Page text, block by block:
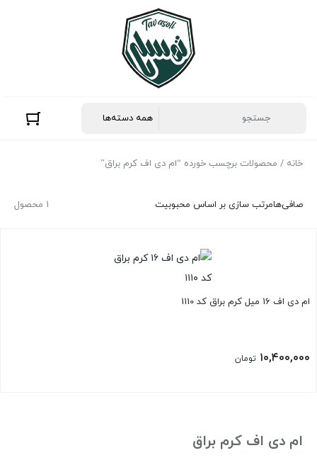
خانه / محصولات برچسب خورده “ام دی اف کرم براق”
1 محصول صافی‌هامرتب سازی بر اساس محبوبیت
ام دی اف 16 میل کرم براق کد 1110
۱۰,۴۰۰,۰۰۰ تومان
ام دی اف کرم براق